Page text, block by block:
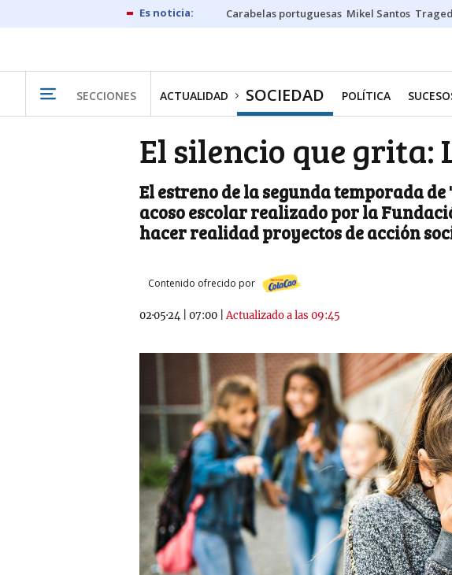
Carabelas portuguesas Mikel Santos
SECCIONES ACTUALIDAD SOCIEDAD POLÍTICA
El silencio que
El estreno de la segunda temporada
acoso escolar realizado por la
hacer realidad proyectos de acción
Contenido ofrecido por
02·05·24 07:00 |Actualizado a las 09:45